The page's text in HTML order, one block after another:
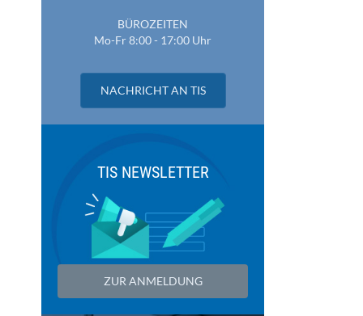
BÜROZEITEN
Mo-Fr 8:00 - 17:00 Uhr
NACHRICHT AN TIS
TIS NEWSLETTER
ZUR ANMELDUNG